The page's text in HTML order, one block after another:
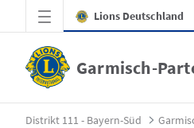
Zum Hauptinhalt springen
Lions Deutschland
Garmisch-
Polling, Mutter und
Distrikt 111 - Bayern-Süd